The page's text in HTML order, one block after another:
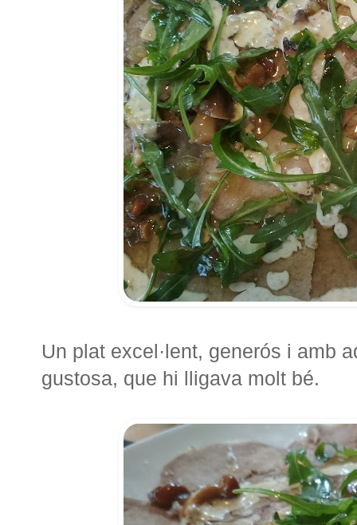
Un plat excel·lent, generós i amb
gustosa, que hi lligava molt bé.